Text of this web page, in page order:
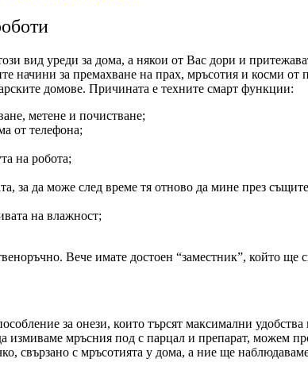
вид уреди за дома, а някои от Вас дори и
начини за премахване на прах, мръсотия и косми
домове. Причината е техните смарт функции:
метене и почистване;
от телефона;
на робота;
за да може след време тя отново да мине през
на влажност;
Вече имате достоен “заместник”, който ще
за онези, които търсят максимални
измиваме мръсния под с парцал и препарат, можем
свързано с мръсотията у дома, а ние ще